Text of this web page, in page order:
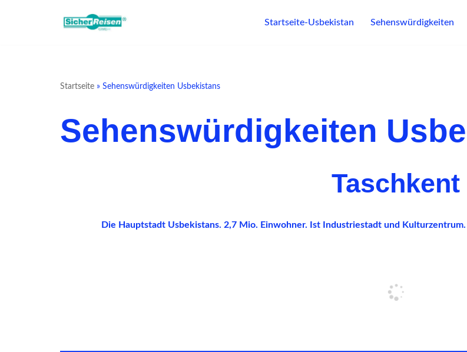
Startseite-Usbekistan Sehenswürdigkeiten
Startseite » Sehenswürdigkeiten Usbekistans
Sehenswürdigkeiten
Taschkent
Die Hauptstadt Usbekistans. 2,7 Mio. Einwohner. Ist Industriestadt und